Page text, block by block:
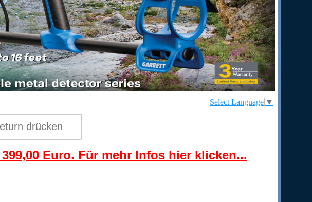
Select Language ▼
Euro. Für mehr Infos hier klicken...